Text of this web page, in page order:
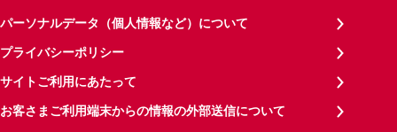
パーソナルデータ（個人情報など）について
プライバシーポリシー
サイトご利用にあたって
お客さまご利用端末からの情報の外部送信について